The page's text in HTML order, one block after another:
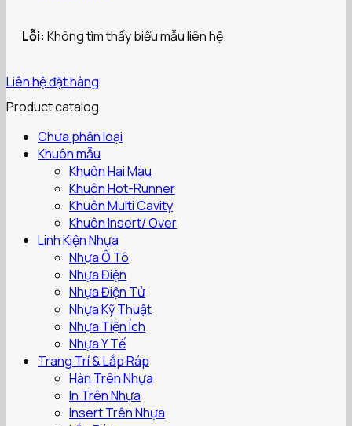
Lỗi: Không tìm thấy biểu mẫu liên hệ.
Liên hệ đặt hàng
Product catalog
Chưa phân loại
Khuôn mẫu
Khuôn Hai Màu
Khuôn Hot-Runner
Khuôn Multi Cavity
Khuôn Insert/ Over
Linh Kiện Nhựa
Nhựa Ô Tô
Nhựa Điện
Nhựa Điện Tử
Nhựa Kỹ Thuật
Nhựa Tiện Ích
Nhựa Y Tế
Trang Trí & Lắp Ráp
Hàn Trên Nhựa
In Trên Nhựa
Insert Trên Nhựa